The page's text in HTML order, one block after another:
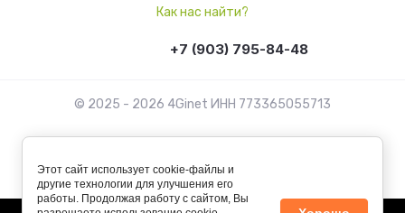
Как нас найти?
+7 (903) 795-84-48
© 2025 - 2026 4Ginet ИНН 773365055713
Этот сайт использует cookie-файлы и
другие технологии для улучшения его
работы. Продолжая работу с сайтом, Вы